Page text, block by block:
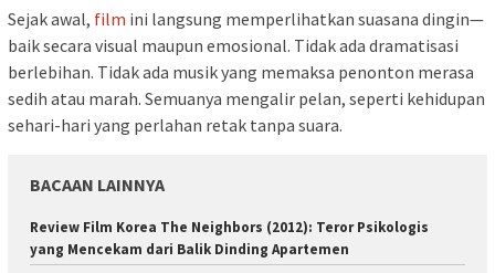
Sejak awal, film ini langsung memperlihatkan suasana dingin—
baik secara visual maupun emosional. Tidak ada dramatisasi
berlebihan. Tidak ada musik yang memaksa penonton merasa
sedih atau marah. Semuanya mengalir pelan, seperti kehidupan
sehari-hari yang perlahan retak tanpa suara.
BACAAN LAINNYA
Review Film Korea The Neighbors (2012): Teror Psikologis
yang Mencekam dari Balik Dinding Apartemen